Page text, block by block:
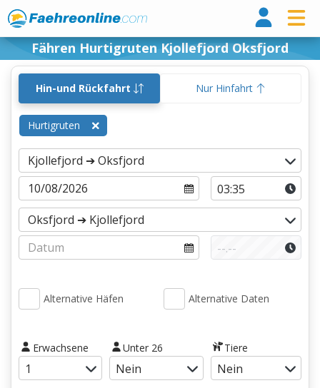
Fähren Hurtigruten Kjollefjord Oksfjord
Hin-und Rückfahrt Nur Hinfahrt
Hurtigruten
Alternative Häfen Alternative Daten
Erwachsene Unter 26 Tiere